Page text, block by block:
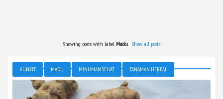
Showing posts with label Madu. Show all posts
KUNYIT MADU MINUMAN SEHAT TANAMAN HERBAL